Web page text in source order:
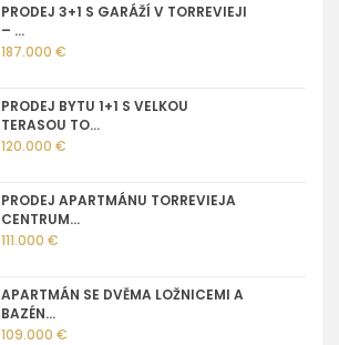
PRODEJ 3+1 S GARÁŽÍ V TORREVIEJI
– ...
187.000 €
PRODEJ BYTU 1+1 S VELKOU
TERASOU TO...
120.000 €
PRODEJ APARTMÁNU TORREVIEJA
CENTRUM...
111.000 €
APARTMÁN SE DVĚMA LOŽNICEMI A
BAZÉN...
109.000 €